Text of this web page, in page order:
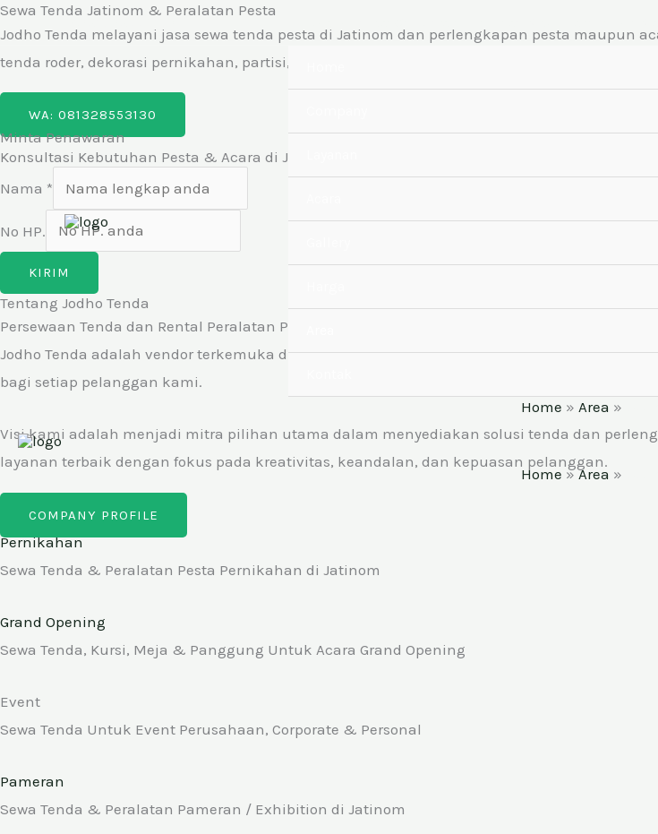
Skip
to
content
Home » Area »
Home »Area »
Sewa Tenda Jatinom & Peralatan Pesta
Jodho Tenda melayani jasa sewa tenda pesta di Jatinom dan perlengkapan pesta
tenda roder, dekorasi pernikahan, partisi, ac standing, flooring event, dll. Hubungi kami
WA: 081328553130
Minta Penawaran
Konsultasi Kebutuhan Pesta & Acara di Jatinom
Nama *
No HP.
KIRIM
Tentang Jodho Tenda
Persewaan Tenda dan Rental Peralatan Pesta Terbaik di Jatinom
Jodho Tenda adalah vendor terkemuka di industri sewa tenda dan perlengkapan pesta
bagi setiap pelanggan kami.
Visi kami adalah menjadi mitra pilihan utama dalam menyediakan solusi tenda dan
layanan terbaik dengan fokus pada kreativitas, keandalan, dan kepuasan pelanggan.
COMPANY PROFILE
Pernikahan
Sewa Tenda & Peralatan Pesta Pernikahan di Jatinom
Grand Opening
Sewa Tenda, Kursi, Meja & Panggung Untuk Acara Grand Opening
Event
Sewa Tenda Untuk Event Perusahaan, Corporate & Personal
Pameran
Sewa Tenda & Peralatan Pameran / Exhibition di Jatinom